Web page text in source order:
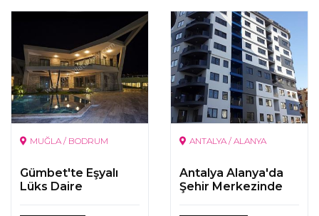
MUĞLA / BODRUM
Gümbet'te Eşyalı
Lüks Daire
ANTALYA / ALANYA
Antalya Alanya'da
Şehir Merkezinde
Satılık Lüks Dubleks